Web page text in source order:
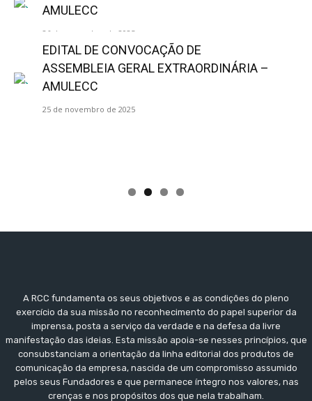
AMULECC
26 de novembro de 2025
EDITAL DE CONVOCAÇÃO DE
ASSEMBLEIA GERAL EXTRAORDINÁRIA –
AMULECC
25 de novembro de 2025
A RCC fundamenta os seus objetivos e as condições do pleno
exercício da sua missão no reconhecimento do papel superior da
imprensa, posta a serviço da verdade e na defesa da livre
manifestação das ideias. Esta missão apoia-se nesses princípios, que
consubstanciam a orientação da linha editorial dos produtos de
comunicação da empresa, nascida de um compromisso assumido
pelos seus Fundadores e que permanece íntegro nos valores, nas
crenças e nos propósitos dos que nela trabalham.